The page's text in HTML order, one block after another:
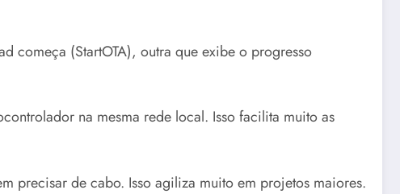
começa (StartOTA), outra que exibe o progresso
na mesma rede local. Isso facilita muito as
precisar de cabo. Isso agiliza muito em projetos maiores.